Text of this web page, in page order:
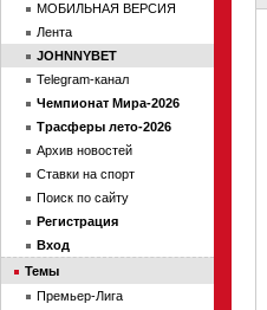
МОБИЛЬНАЯ ВЕРСИЯ
Лента
JOHNNYBET
Telegram-канал
Чемпионат Мира-2026
Трасферы лето-2026
Архив новостей
Ставки на спорт
Поиск по сайту
Регистрация
Вход
Темы
Премьер-Лига